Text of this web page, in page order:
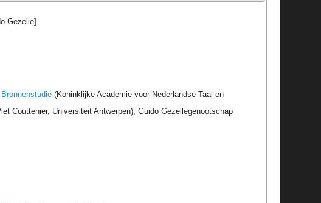
Gezelle]
(Koninklijke Academie voor Nederlandse Taal en
Couttenier, Universiteit Antwerpen); Guido Gezellegenootschap